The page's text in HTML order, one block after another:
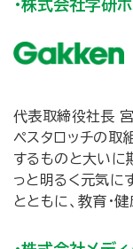
・株式会社学研
代表取締役社長
ペスタロッチの取
するものと大いに
っと明るく元気に
とともに、教育･